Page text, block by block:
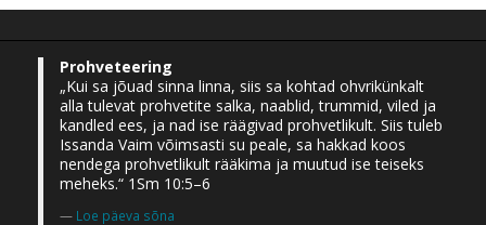
Prohveteering
„Kui sa jõuad sinna linna, siis sa kohtad ohvrikünkalt
alla tulevat prohvetite salka, naablid, trummid, viled ja
kandled ees, ja nad ise räägivad prohvetlikult. Siis tuleb
Issanda Vaim võimsasti su peale, sa hakkad koos
nendega prohvetlikult rääkima ja muutud ise teiseks
meheks.“ 1Sm 10:5–6
Loe päeva sõna